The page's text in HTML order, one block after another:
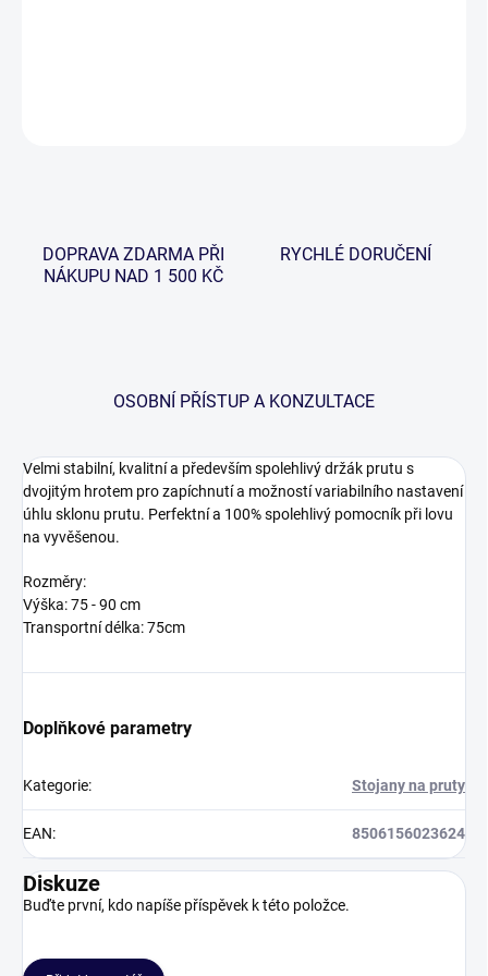
DOPRAVA ZDARMA PŘI
NÁKUPU NAD 1 500 KČ
RYCHLÉ DORUČENÍ
OSOBNÍ PŘÍSTUP A KONZULTACE
Velmi stabilní, kvalitní a především spolehlivý držák prutu s
dvojitým hrotem pro zapíchnutí a možností variabilního nastavení
úhlu sklonu prutu. Perfektní a 100% spolehlivý pomocník při lovu
na vyvěšenou.
Rozměry:
Výška: 75 - 90 cm
Transportní délka: 75cm
Doplňkové parametry
Kategorie: Stojany na pruty
EAN: 8506156023624
Diskuze
Buďte první, kdo napíše příspěvek k této položce.